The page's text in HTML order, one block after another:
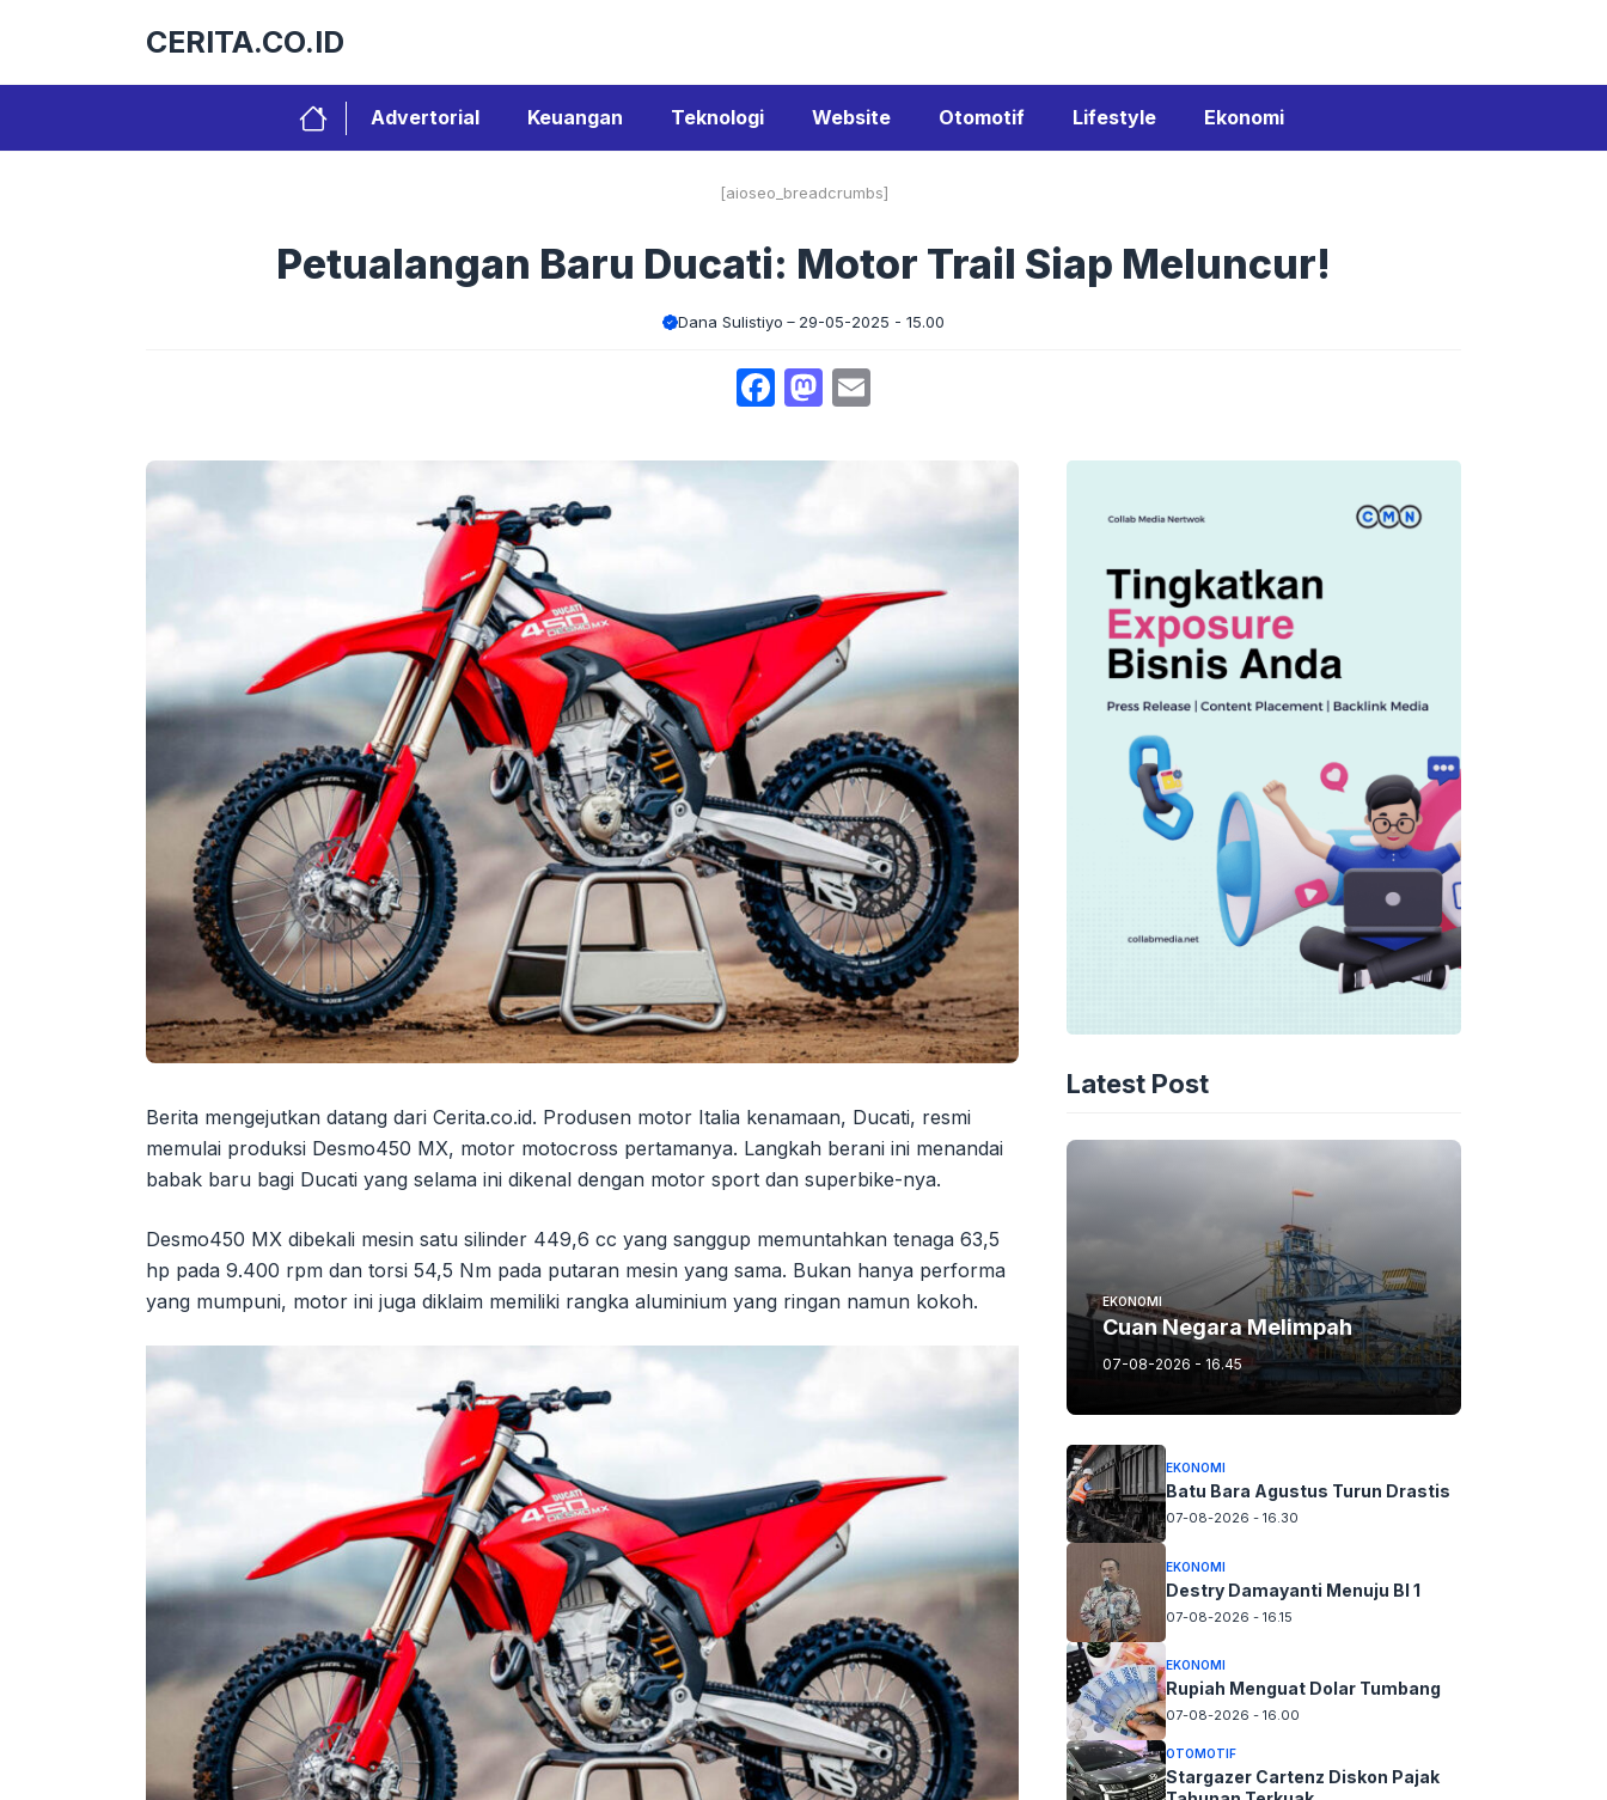
CERITA.CO.ID
Advertorial Keuangan Teknologi Website Otomotif Lifestyle Ekonomi
[aioseo_breadcrumbs]
Petualangan Baru Ducati: Motor Trail Siap Meluncur!
Dana Sulistiyo 29-05-2025 - 15.00
Facebook
Mastodon
Berita mengejutkan datang dari Cerita.co.id. Produsen motor Italia kenamaan, Ducati, resmi
memulai produksi Desmo450 MX, motor motocross pertamanya. Langkah berani ini menandai
babak baru bagi Ducati yang selama ini dikenal dengan motor sport dan superbike-nya.
Desmo450 MX dibekali mesin satu silinder 449,6 cc yang sanggup memuntahkan tenaga 63,5
hp pada 9.400 rpm dan torsi 54,5 Nm pada putaran mesin yang sama. Bukan hanya performa
yang mumpuni, motor ini juga diklaim memiliki rangka aluminium yang ringan namun kokoh.
Latest Post
EKONOMI
Cuan Negara Melimpah
07-08-2026 - 16.45
EKONOMI
Batu Bara Agustus Turun Drastis
07-08-2026 - 16.30
EKONOMI
Destry Damayanti Menuju BI 1
07-08-2026 - 16.15
EKONOMI
Rupiah Menguat Dolar Tumbang
07-08-2026 - 16.00
OTOMOTIF
Stargazer Cartenz Diskon Pajak